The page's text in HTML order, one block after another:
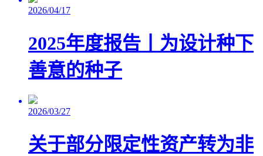
2026/04/17
2025年度报告丨为设计种下
善意的种子
2026/03/27
关于部分限定性资产转为非